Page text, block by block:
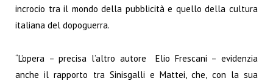
incrocio tra il mondo della pubblicità e quello della cultura
italiana del dopoguerra.
“L’opera – precisa l’altro autore Elio Frescani – evidenzia
anche il rapporto tra Sinisgalli e Mattei, che, con la sua